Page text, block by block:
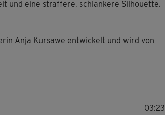
und eine straffere, schlankere Silhouette.
Anja Kursawe entwickelt und wird von
03:23